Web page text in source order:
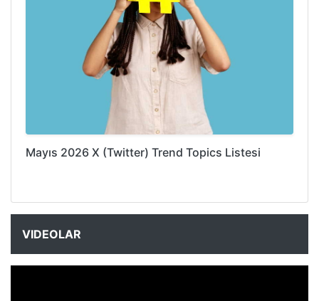
Mayıs 2026 X (Twitter) Trend Topics Listesi
VIDEOLAR